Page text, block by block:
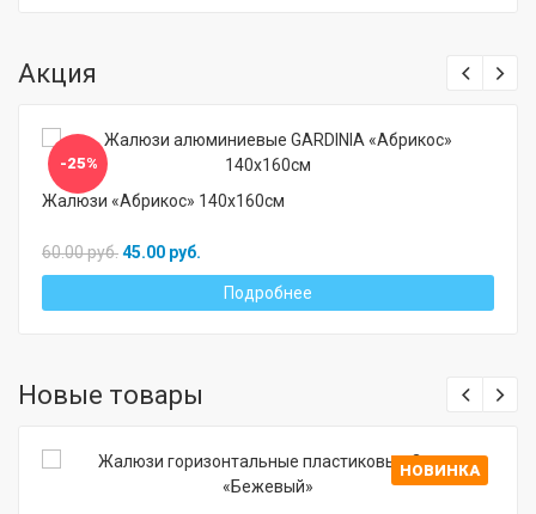
Акция
-25%
Жалюзи «Абрикос» 140х160см
60.00 руб.45.00 руб.
Подробнее
Новые товары
НОВИНКА